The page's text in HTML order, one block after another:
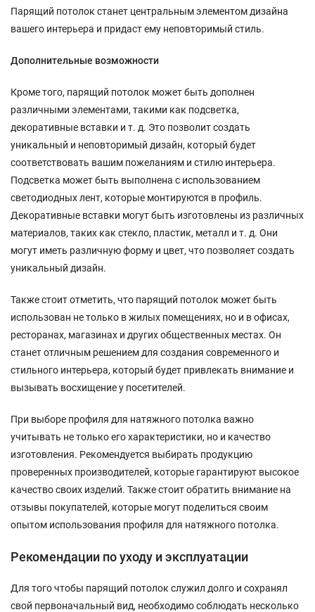
Парящий потолок станет центральным элементом дизайна
вашего интерьера и придаст ему неповторимый стиль.
Дополнительные возможности
Кроме того, парящий потолок может быть дополнен
различными элементами, такими как подсветка,
декоративные вставки и т. д. Это позволит создать
уникальный и неповторимый дизайн, который будет
соответствовать вашим пожеланиям и стилю интерьера.
Подсветка может быть выполнена с использованием
светодиодных лент, которые монтируются в профиль.
Декоративные вставки могут быть изготовлены из различных
материалов, таких как стекло, пластик, металл и т. д. Они
могут иметь различную форму и цвет, что позволяет создать
уникальный дизайн.
Также стоит отметить, что парящий потолок может быть
использован не только в жилых помещениях, но и в офисах,
ресторанах, магазинах и других общественных местах. Он
станет отличным решением для создания современного и
стильного интерьера, который будет привлекать внимание и
вызывать восхищение у посетителей.
При выборе профиля для натяжного потолка важно
учитывать не только его характеристики, но и качество
изготовления. Рекомендуется выбирать продукцию
проверенных производителей, которые гарантируют высокое
качество своих изделий. Также стоит обратить внимание на
отзывы покупателей, которые могут поделиться своим
опытом использования профиля для натяжного потолка.
Рекомендации по уходу и эксплуатации
Для того чтобы парящий потолок служил долго и сохранял
свой первоначальный вид, необходимо соблюдать несколько